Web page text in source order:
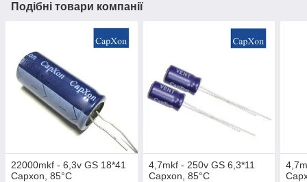
Подібні товари компанії
22000mkf - 6,3v GS 18*41
Capxon, 85°C
4,7mkf - 250v GS 6,3*11
Capxon, 85°C